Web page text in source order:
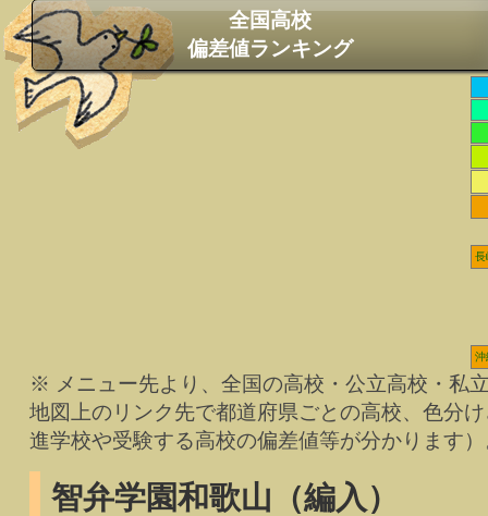
全国高校
偏差値ランキング
長
沖
※ メニュー先より、全国の高校・公立高校・私
地図上のリンク先で都道府県ごとの高校、色分
進学校や受験する高校の偏差値等が分かります
智弁学園和歌山（編入）